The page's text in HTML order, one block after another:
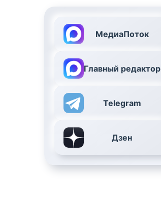
МедиаПоток
Главный редактор
Telegram
Дзен